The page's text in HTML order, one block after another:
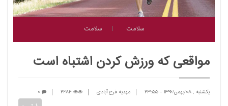
سلامت سلامت
مواقعی که ورزش کردن اشتباه است
یکشنبه , 08/بهمن/1396 -
23:55 مهدیه فرح آبادی 2284